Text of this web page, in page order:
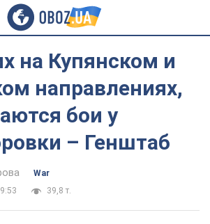
на Купянском и
направлениях,
бои у
– Генштаб
War
39,8 т.